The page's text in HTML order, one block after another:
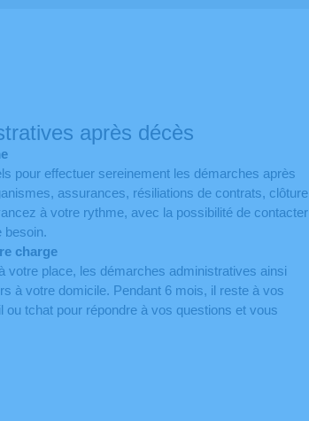
après décès
pour effectuer sereinement les démarches après
assurances, résiliations de contrats, clôture
à votre rythme, avec la possibilité de contacter
besoin.
charge
votre place, les démarches administratives ainsi
à votre domicile. Pendant 6 mois, il reste à vos
ou tchat pour répondre à vos questions et vous